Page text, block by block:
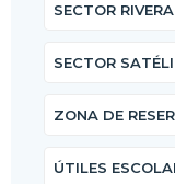
SECTOR
SECTOR
ZONA DE
ÚTILES